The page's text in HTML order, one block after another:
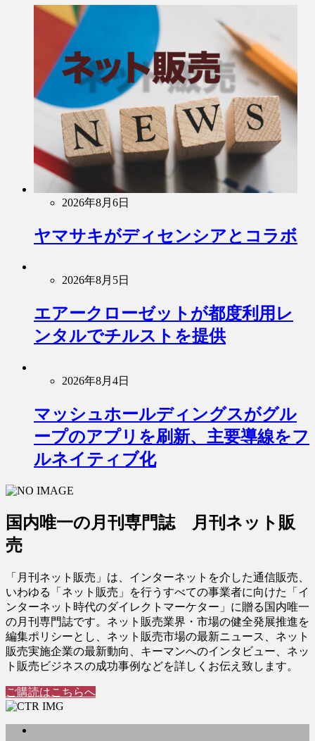
2026年8月6日
ヤマサキがディセンシアとコラボ
2026年8月5日
エアークローゼットが都度利用レ
ンタルでチルストを提供
2026年8月4日
マッシュホールディングスがグル
ープのアプリを刷新、主要導線をフ
ルネイティブ化
国内唯一の月刊専門誌 月刊ネット販
売
「月刊ネット販売」は、インターネットを介した通信販売、
いわゆる「ネット販売」を行うすべての事業者に向けた「イ
ンターネット時代のダイレクトマーケター」に贈る国内唯一
の月刊専門誌です。ネット販売業界・市場の健全発展推進を
編集ポリシーとし、ネット販売市場の最新ニュース、ネット
販売実施企業の最新動向、キーマンへのインタビュー、ネッ
ト販売ビジネスの成功事例などを詳しくお伝え致します。
ご購読はこちらへ